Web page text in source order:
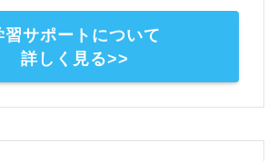
習サポートについて
詳しく見る>>